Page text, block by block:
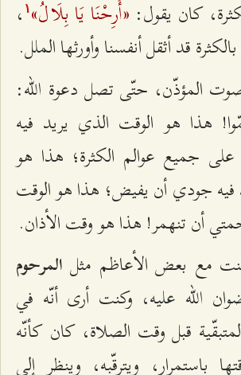
كان يقول: «أَرِحْنَا يَا بِلَالُ» ۱ ،
قد أثقل أنفسنا وأورثها الملل.
المؤذّن، حتّى تصل دعوة الله:
هذا هو الوقت الذي يريد فيه
جميع عوالم الكثرة؛ هذا هو
فيه جودي أن يفيض؛ هذا هو الوقت
أن تنهمر! هذا هو وقت الأذان.
مع بعض الأعاظم مثل المرحوم
الله عليه، وكنت أرى أنّه في
قبل وقت الصلاة، كان كأنّه
باستمرار، ويترقّبه، وينظر إلى